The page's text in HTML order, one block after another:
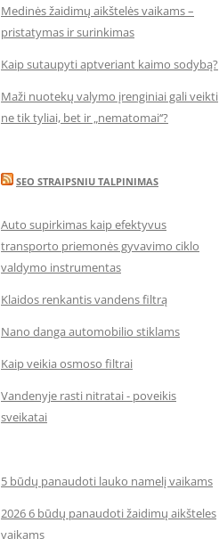
Medinės žaidimų aikštelės vaikams –
pristatymas ir surinkimas
Kaip sutaupyti aptveriant kaimo sodybą?
Maži nuotekų valymo įrenginiai gali veikti
ne tik tyliai, bet ir „nematomai‘‘?
SEO STRAIPSNIU TALPINIMAS
Auto supirkimas kaip efektyvus
transporto priemonės gyvavimo ciklo
valdymo instrumentas
Klaidos renkantis vandens filtrą
Nano danga automobilio stiklams
Kaip veikia osmoso filtrai
Vandenyje rasti nitratai - poveikis
sveikatai
5 būdų panaudoti lauko namelį vaikams
2026 6 būdų panaudoti žaidimų aikšteles
vaikams